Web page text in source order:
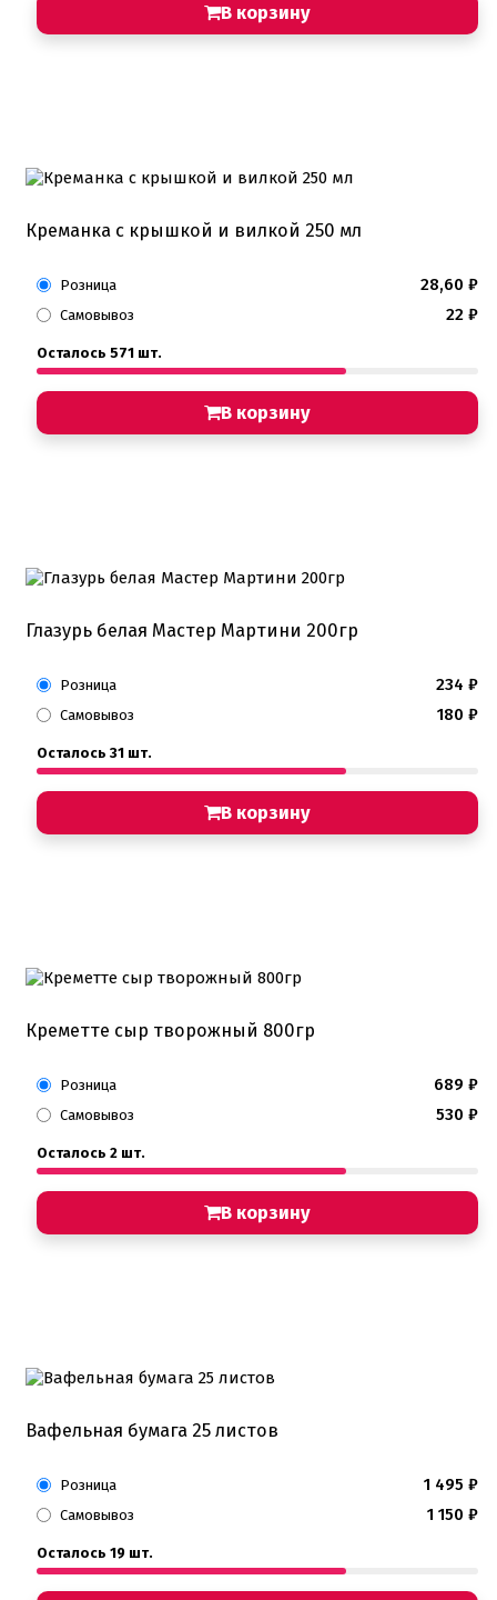
В корзину
Креманка с крышкой и вилкой 250 мл
Розница 28,60 ₽
Самовывоз 22 ₽
Осталось 571 шт.
В корзину
Глазурь белая Мастер Мартини 200гр
Розница 234 ₽
Самовывоз 180 ₽
Осталось 31 шт.
В корзину
Креметте сыр творожный 800гр
Розница 689 ₽
Самовывоз 530 ₽
Осталось 2 шт.
В корзину
Вафельная бумага 25 листов
Розница 1 495 ₽
Самовывоз 1 150 ₽
Осталось 19 шт.